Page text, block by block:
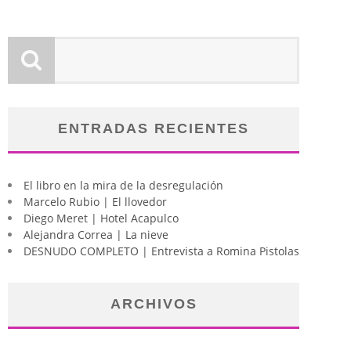
ENTRADAS RECIENTES
El libro en la mira de la desregulación
Marcelo Rubio | El llovedor
Diego Meret | Hotel Acapulco
Alejandra Correa | La nieve
DESNUDO COMPLETO | Entrevista a Romina Pistolas
ARCHIVOS